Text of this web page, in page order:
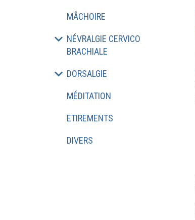
MÂCHOIRE
NÉVRALGIE CERVICO
BRACHIALE
DORSALGIE
MÉDITATION
ETIREMENTS
DIVERS